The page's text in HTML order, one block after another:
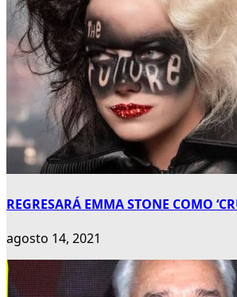
REGRESARÁ EMMA STONE COMO
agosto 14, 2021